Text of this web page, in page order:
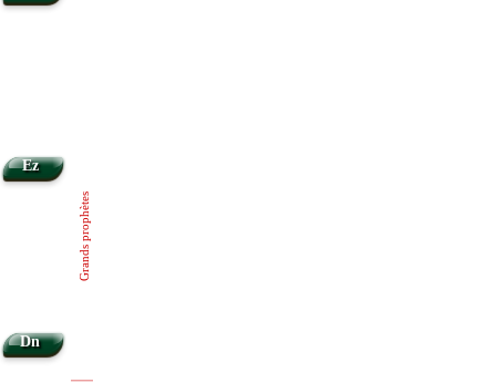
Ez
Dn
Grands prophètes
|
|